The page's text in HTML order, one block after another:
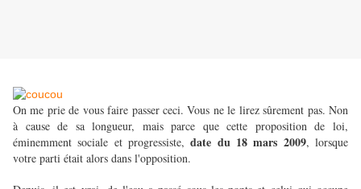
On me prie de vous faire passer ceci. Vous ne le lirez sûrement pas. Non
à cause de sa longueur, mais parce que cette proposition de loi,
éminemment sociale et progressiste,date du 18 mars 2009, lorsque
votre parti était alors dans l'opposition.